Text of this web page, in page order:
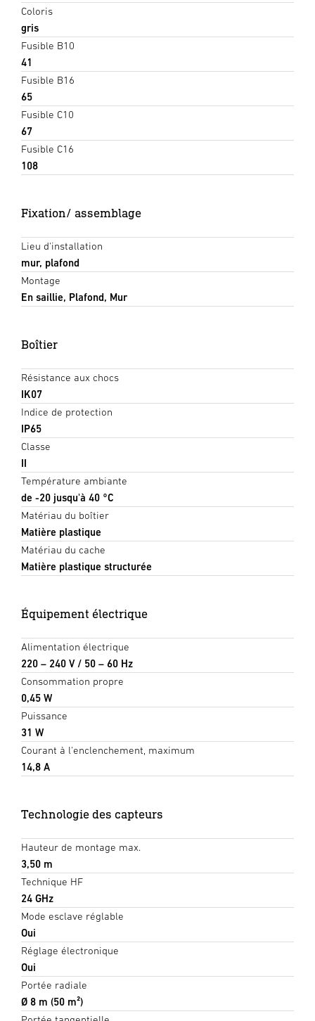
Coloris
gris
Fusible B10
41
Fusible B16
65
Fusible C10
67
Fusible C16
108
Fixation/ assemblage
Lieu d'installation
mur, plafond
Montage
En saillie, Plafond, Mur
Boîtier
Résistance aux chocs
IK07
Indice de protection
IP65
Classe
II
Température ambiante
de -20 jusqu'à 40 °C
Matériau du boîtier
Matière plastique
Matériau du cache
Matière plastique structurée
Équipement électrique
Alimentation électrique
220 – 240 V / 50 – 60 Hz
Consommation propre
0,45 W
Puissance
31 W
Courant à l'enclenchement, maximum
14,8 A
Technologie des capteurs
Hauteur de montage max.
3,50 m
Technique HF
24 GHz
Mode esclave réglable
Oui
Réglage électronique
Oui
Portée radiale
Ø 8 m (50 m²)